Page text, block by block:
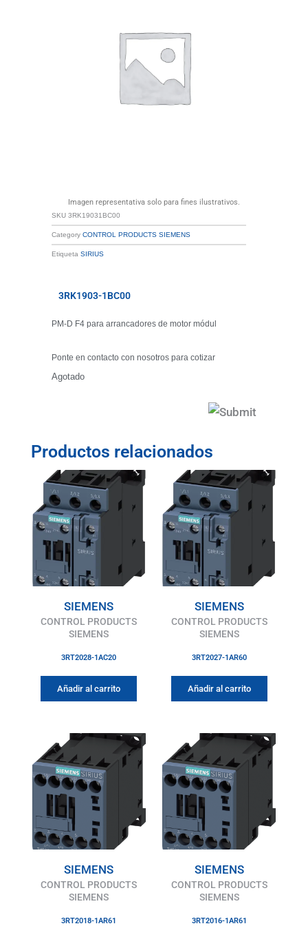
Imagen representativa solo para fines ilustrativos.
SKU 3RK19031BC00
Category CONTROL PRODUCTS SIEMENS
Etiqueta SIRIUS
3RK1903-1BC00
PM-D F4 para arrancadores de motor módul
Ponte en contacto con nosotros para cotizar
Agotado
Productos relacionados
SIEMENS
CONTROL PRODUCTS
SIEMENS
3RT2028-1AC20
Añadir al carrito
SIEMENS
CONTROL PRODUCTS
SIEMENS
3RT2027-1AR60
Añadir al carrito
SIEMENS
CONTROL PRODUCTS
SIEMENS
3RT2018-1AR61
SIEMENS
CONTROL PRODUCTS
SIEMENS
3RT2016-1AR61